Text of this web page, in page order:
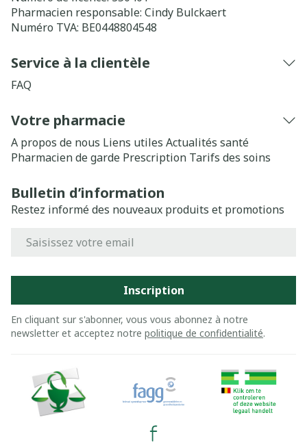
Pharmacien responsable: Cindy Bulckaert
Numéro TVA: BE0448804548
Service à la clientèle
FAQ
Votre pharmacie
A propos de nous Liens utiles Actualités santé
Pharmacien de garde Prescription Tarifs des soins
Bulletin d’information
Restez informé des nouveaux produits et promotions
Inscription
En cliquant sur s'abonner, vous vous abonnez à notre
newsletter et acceptez notre politique de confidentialité.